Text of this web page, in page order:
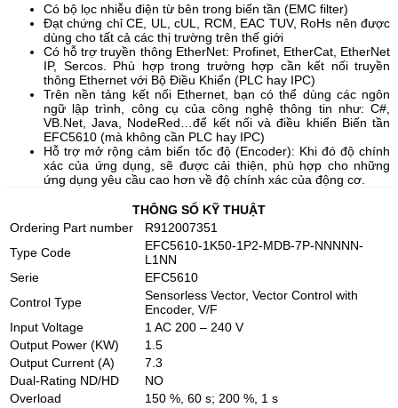
Có bộ lọc nhiễu điện từ bên trong biến tần (EMC filter)
Đạt chứng chỉ CE, UL, cUL, RCM, EAC TUV, RoHs nên được
dùng cho tất cả các thị trường trên thế giới
Có hỗ trợ truyền thông EtherNet: Profinet, EtherCat, EtherNet
IP, Sercos. Phù hợp trong trường hợp cần kết nối truyền
thông Ethernet với Bộ Điều Khiển (PLC hay IPC)
Trên nền tảng kết nối Ethernet, bạn có thể dùng các ngôn
ngữ lập trình, công cụ của công nghệ thông tin như: C#,
VB.Net, Java, NodeRed…để kết nối và điều khiển Biến tần
EFC5610 (mà không cần PLC hay IPC)
Hỗ trợ mở rộng cảm biến tốc độ (Encoder): Khi đó độ chính
xác của ứng dụng, sẽ được cải thiện, phù hợp cho những
ứng dụng yêu cầu cao hơn về độ chính xác của động cơ.
THÔNG SỐ KỸ THUẬT
Ordering Part number
R912007351
Type Code
EFC5610-1K50-1P2-MDB-7P-NNNNN-
L1NN
Serie
EFC5610
Control Type
Sensorless Vector, Vector Control with
Encoder, V/F
Input Voltage
1 AC 200 – 240 V
Output Power (KW)
1.5
Output Current (A)
7.3
Dual-Rating ND/HD
NO
Overload
150 %, 60 s; 200 %, 1 s